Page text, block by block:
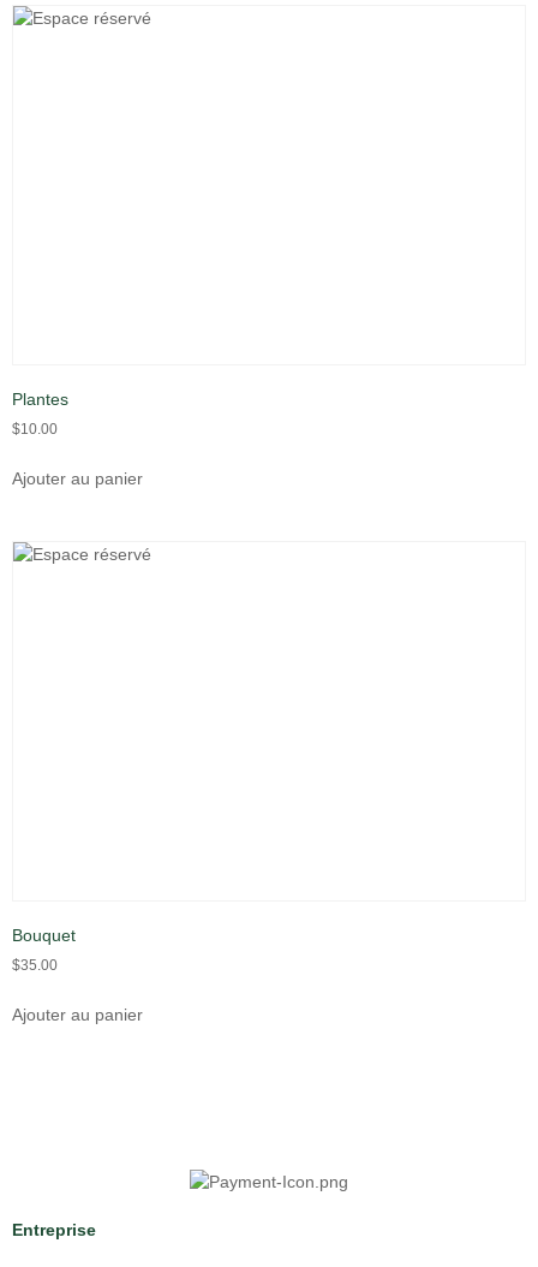
Plantes
$10.00
Ajouter au panier
Bouquet
$35.00
Ajouter au panier
Entreprise